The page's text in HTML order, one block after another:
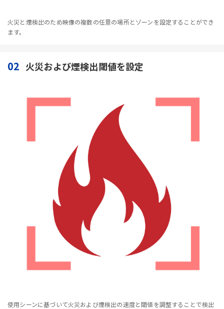
火災と煙検出のため映像の複数の任意の場所とゾーンを設定することができ
ます。
02 火災および煙検出閾値を設定
使用シーンに基づいて火災および煙検出の速度と閾値を調整することで検出